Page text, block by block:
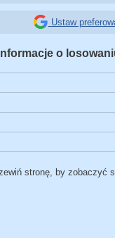
Ustaw
Informacje o
stronę, by zobaczyć